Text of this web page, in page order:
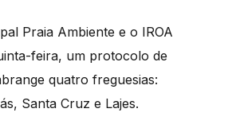
Praia Ambiente e o IROA
feira, um protocolo de
quatro freguesias:
Santa Cruz e Lajes.